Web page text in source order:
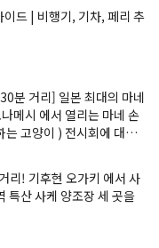
이드 | 비행기, 기차, 페리 추
분 거리] 일본 최대의 마네
메시 에서 열리는 마네 손
는 고양이 ) 전시회에 대한
리! 기후현 오가키 에서 사
특산 사케 양조장 세 곳을